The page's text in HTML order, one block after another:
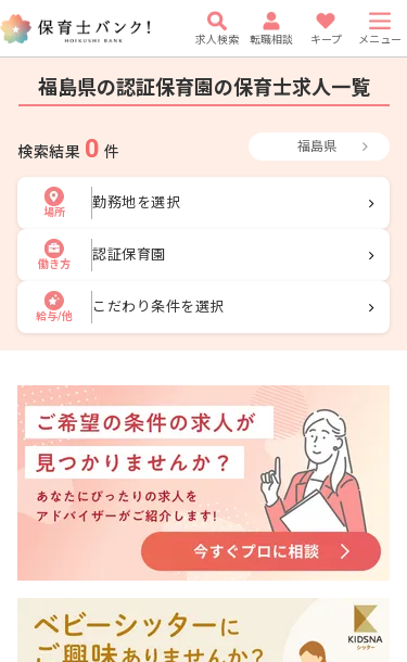
求人検索 転職相談 キープ メニュー
福島県の認証保育園の保育士求人一覧
検索結果 0 件 福島県
場所
勤務地を選択
働き方
認証保育園
給与/他
こだわり条件を選択